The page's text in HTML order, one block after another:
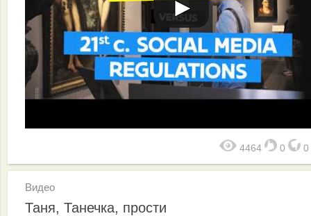
4464 0 0
Видео
Таня, Танечка, прости